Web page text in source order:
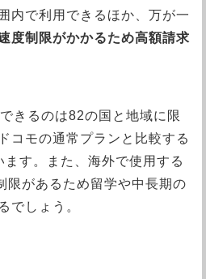
内で利用できるほか、万が一
度制限がかかるため高額請求
きるのは82の国と地域に限
コモの通常プランと比較する
ます。また、海外で使用する
限があるため留学や中長期の
でしょう。